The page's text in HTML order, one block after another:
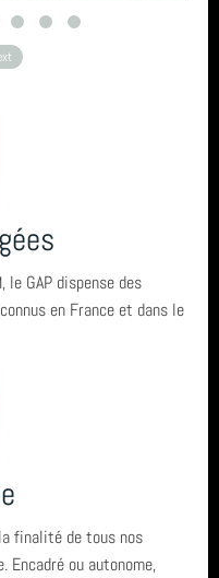
charte formation, ... ⚓
Directeurs de plongée 🐠
GAP dispense des
en France et dans le
finalité de tous nos
ou autonome,